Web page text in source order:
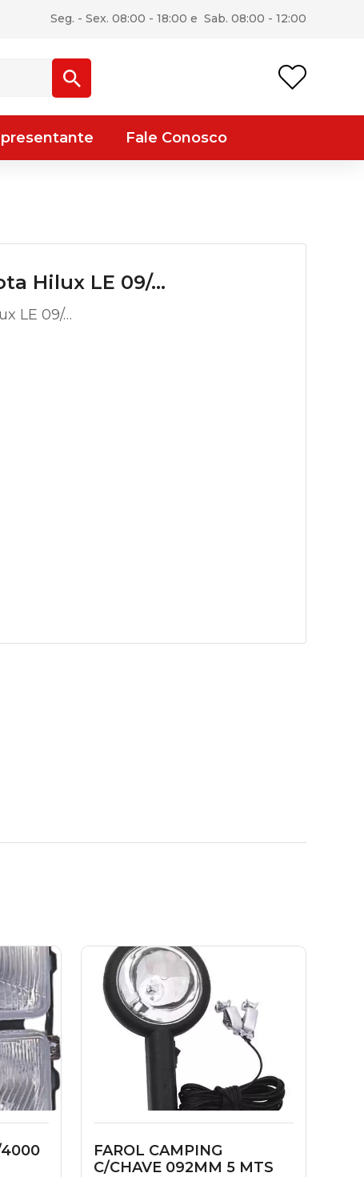
Seg. - Sex. 08:00 - 18:00 e Sab. 08:00 - 12:00
Fale Conosco
Hilux LE 09/…
LE 09/…
4000
FAROL CAMPING
C/CHAVE 092MM 5 MTS